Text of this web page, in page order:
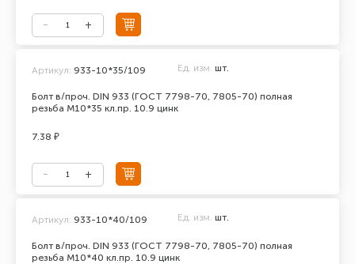
Болт в/проч. DIN 933 (ГОСТ 7798-70, 7805-70) полная
резьба М10*35 кл.пр. 10.9 цинк
Артикул: 933-10*35/109 Ед. изм. шт.
7.38 ₽
Болт в/проч. DIN 933 (ГОСТ 7798-70, 7805-70) полная
резьба М10*40 кл.пр. 10.9 цинк
Артикул: 933-10*40/109 Ед. изм. шт.